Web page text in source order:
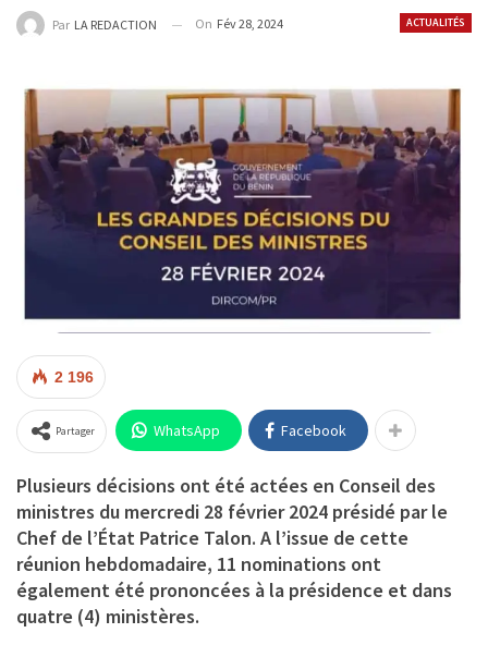
ACTUALITÉS
Par LA REDACTION On Fév 28, 2024
2 196
Partager WhatsApp Facebook
Plusieurs décisions ont été actées en Conseil des
ministres du mercredi 28 février 2024 présidé par le
Chef de l’État Patrice Talon. A l’issue de cette
réunion hebdomadaire, 11 nominations ont
également été prononcées à la présidence et dans
quatre (4) ministères.